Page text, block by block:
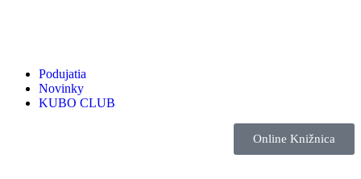
Podujatia
Novinky
KUBO CLUB
Online Knižnica